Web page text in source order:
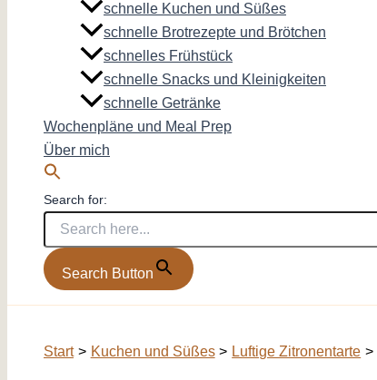
schnelle Kuchen und Süßes
schnelle Brotrezepte und Brötchen
schnelles Frühstück
schnelle Snacks und Kleinigkeiten
schnelle Getränke
Wochenpläne und Meal Prep
Über mich
Search for:
Search Button
Start Kuchen und Süßes Luftige Zitronentarte